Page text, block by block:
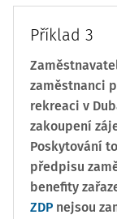
Příklad 3
zaměstnanci
rekreaci v
zakoupení
Poskytování
předpisu
benefity
ZDP nejsou